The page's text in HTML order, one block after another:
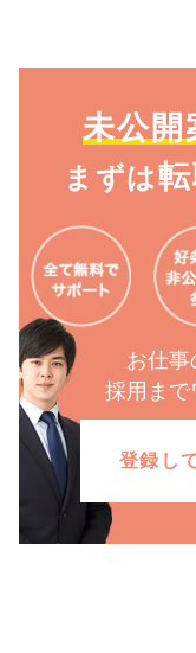
未公開
まずは
お仕事
採用まで
登録し